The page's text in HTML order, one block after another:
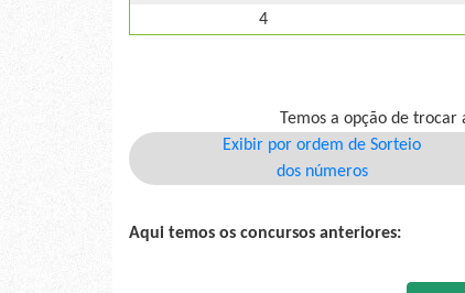
4
Temos a opção de
Exibir por ordem de Sorteio
dos números
Aqui temos os concursos anteriores: